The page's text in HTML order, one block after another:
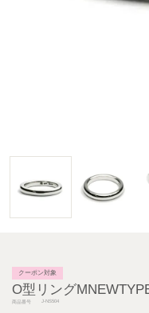
クーポン対象
O型リング
商品番号 J-NS504